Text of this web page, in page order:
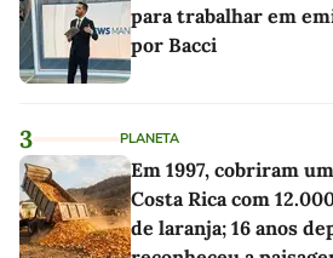
para trabalhar em
por Bacci
3 PLANETA
Em 1997, cobriram
Costa Rica com
de laranja; 16 anos